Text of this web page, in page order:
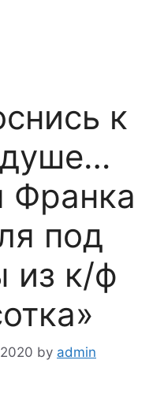
к
Франка
под
из к/ф
by admin